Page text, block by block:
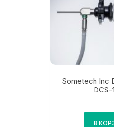
Sometech Inc
DCS-
В